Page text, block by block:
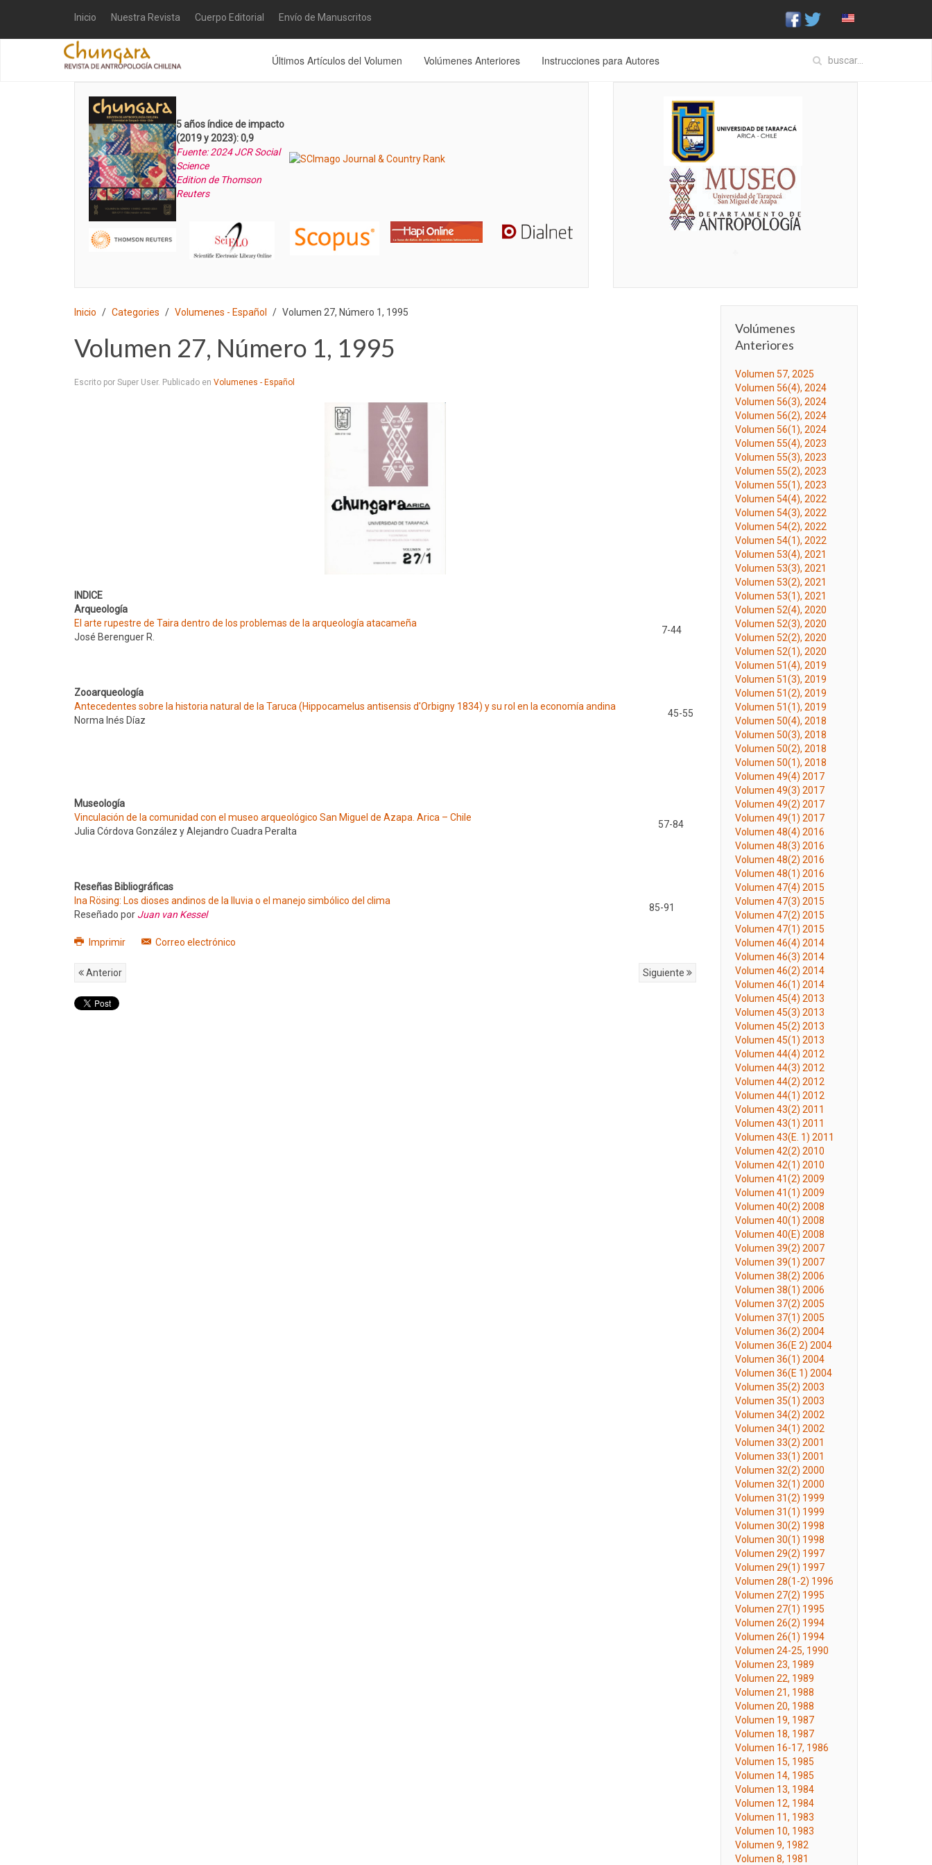
Inicio Nuestra Revista Cuerpo Editorial Envío de Manuscritos
Últimos Artículos del Volumen Volúmenes Anteriores Instrucciones para Autores
5 años índice de impacto
(2019 y 2023): 0,9
Fuente: 2024 JCR Social
Science
Edition de Thomson
Reuters
Inicio Categories Volumenes - Español Volumen 27, Número 1, 1995
Volumen 27, Número 1, 1995
Escrito por Super User. Publicado en Volumenes - Español
INDICE
Arqueología
El arte rupestre de Taira dentro de los problemas de la arqueología atacameña
7-44
José Berenguer R.
Zooarqueología
Antecedentes sobre la historia natural de la Taruca (Hippocamelus antisensis d'Orbigny 1834) y su rol en la economía andina
45-55
Norma Inés Díaz
Museología
Vinculación de la comunidad con el museo arqueológico San Miguel de Azapa. Arica – Chile
57-84
Julia Córdova González y Alejandro Cuadra Peralta
Reseñas Bibliográficas
Ina Rösing: Los dioses andinos de la lluvia o el manejo simbólico del clima
85-91
Reseñado por Juan van Kessel
Imprimir Correo electrónico
Anterior Siguiente
Volúmenes
Anteriores
Volumen 57, 2025
Volumen 56(4), 2024
Volumen 56(3), 2024
Volumen 56(2), 2024
Volumen 56(1), 2024
Volumen 55(4), 2023
Volumen 55(3), 2023
Volumen 55(2), 2023
Volumen 55(1), 2023
Volumen 54(4), 2022
Volumen 54(3), 2022
Volumen 54(2), 2022
Volumen 54(1), 2022
Volumen 53(4), 2021
Volumen 53(3), 2021
Volumen 53(2), 2021
Volumen 53(1), 2021
Volumen 52(4), 2020
Volumen 52(3), 2020
Volumen 52(2), 2020
Volumen 52(1), 2020
Volumen 51(4), 2019
Volumen 51(3), 2019
Volumen 51(2), 2019
Volumen 51(1), 2019
Volumen 50(4), 2018
Volumen 50(3), 2018
Volumen 50(2), 2018
Volumen 50(1), 2018
Volumen 49(4) 2017
Volumen 49(3) 2017
Volumen 49(2) 2017
Volumen 49(1) 2017
Volumen 48(4) 2016
Volumen 48(3) 2016
Volumen 48(2) 2016
Volumen 48(1) 2016
Volumen 47(4) 2015
Volumen 47(3) 2015
Volumen 47(2) 2015
Volumen 47(1) 2015
Volumen 46(4) 2014
Volumen 46(3) 2014
Volumen 46(2) 2014
Volumen 46(1) 2014
Volumen 45(4) 2013
Volumen 45(3) 2013
Volumen 45(2) 2013
Volumen 45(1) 2013
Volumen 44(4) 2012
Volumen 44(3) 2012
Volumen 44(2) 2012
Volumen 44(1) 2012
Volumen 43(2) 2011
Volumen 43(1) 2011
Volumen 43(E. 1) 2011
Volumen 42(2) 2010
Volumen 42(1) 2010
Volumen 41(2) 2009
Volumen 41(1) 2009
Volumen 40(2) 2008
Volumen 40(1) 2008
Volumen 40(E) 2008
Volumen 39(2) 2007
Volumen 39(1) 2007
Volumen 38(2) 2006
Volumen 38(1) 2006
Volumen 37(2) 2005
Volumen 37(1) 2005
Volumen 36(2) 2004
Volumen 36(E 2) 2004
Volumen 36(1) 2004
Volumen 36(E 1) 2004
Volumen 35(2) 2003
Volumen 35(1) 2003
Volumen 34(2) 2002
Volumen 34(1) 2002
Volumen 33(2) 2001
Volumen 33(1) 2001
Volumen 32(2) 2000
Volumen 32(1) 2000
Volumen 31(2) 1999
Volumen 31(1) 1999
Volumen 30(2) 1998
Volumen 30(1) 1998
Volumen 29(2) 1997
Volumen 29(1) 1997
Volumen 28(1-2) 1996
Volumen 27(2) 1995
Volumen 27(1) 1995
Volumen 26(2) 1994
Volumen 26(1) 1994
Volumen 24-25, 1990
Volumen 23, 1989
Volumen 22, 1989
Volumen 21, 1988
Volumen 20, 1988
Volumen 19, 1987
Volumen 18, 1987
Volumen 16-17, 1986
Volumen 15, 1985
Volumen 14, 1985
Volumen 13, 1984
Volumen 12, 1984
Volumen 11, 1983
Volumen 10, 1983
Volumen 9, 1982
Volumen 8, 1981